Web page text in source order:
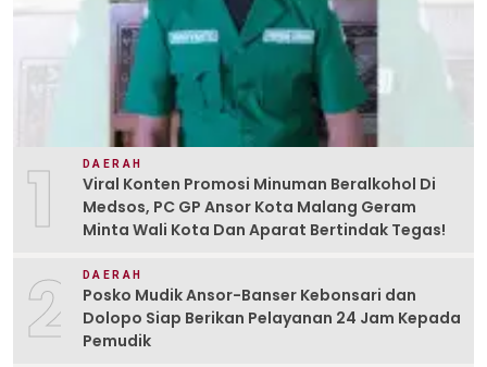
1 DAERAH
Viral Konten Promosi Minuman Beralkohol Di
Medsos, PC GP Ansor Kota Malang Geram
Minta Wali Kota Dan Aparat Bertindak Tegas!
2 DAERAH
Posko Mudik Ansor-Banser Kebonsari dan
Dolopo Siap Berikan Pelayanan 24 Jam Kepada
Pemudik